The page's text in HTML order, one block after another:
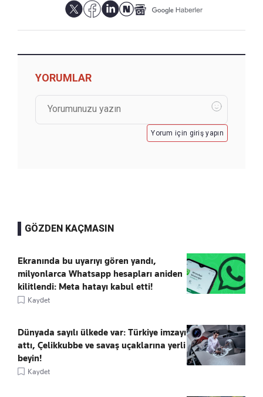
YORUMLAR
Yorum için giriş yapın
GÖZDEN KAÇMASIN
Ekranında bu uyarıyı gören yandı,
milyonlarca Whatsapp hesapları aniden
kilitlendi: Meta hatayı kabul etti!
Kaydet
Dünyada sayılı ülkede var: Türkiye imzayı
attı, Çelikkubbe ve savaş uçaklarına yerli
beyin!
Kaydet